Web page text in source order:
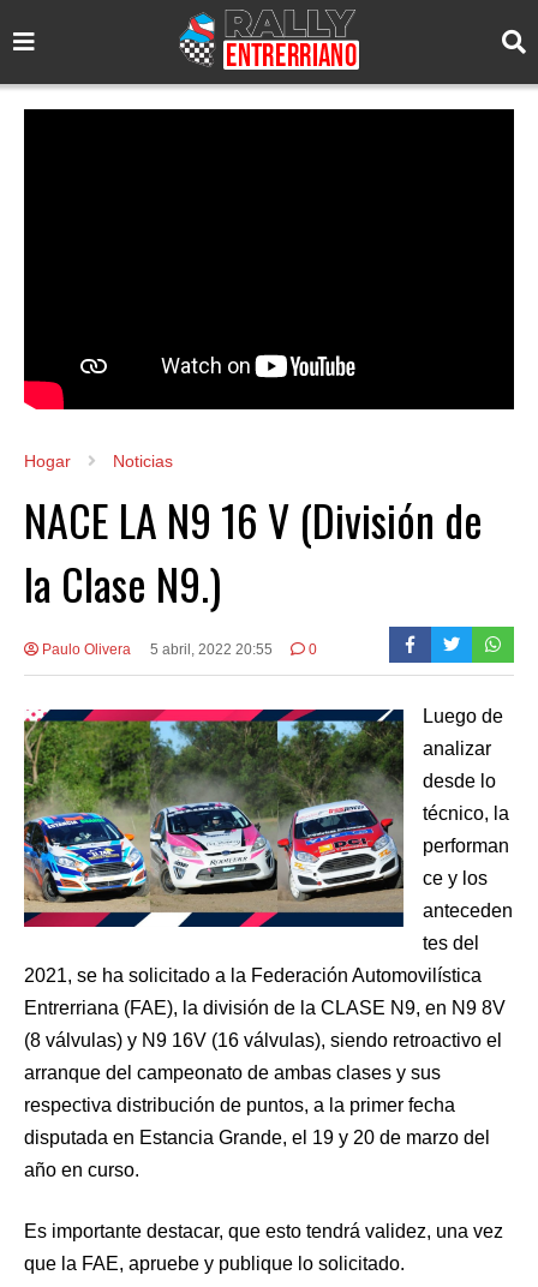
Hogar Noticias
NACE LA N9 16 V (División de
la Clase N9.)
Paulo Olivera 5 abril, 2022 20:55 0
Luego de
analizar
desde lo
técnico, la
performan
ce y los
anteceden
tes del
2021, se ha solicitado a la Federación Automovilística
Entrerriana (FAE), la división de la CLASE N9, en N9 8V
(8 válvulas) y N9 16V (16 válvulas), siendo retroactivo el
arranque del campeonato de ambas clases y sus
respectiva distribución de puntos, a la primer fecha
disputada en Estancia Grande, el 19 y 20 de marzo del
año en curso.
Es importante destacar, que esto tendrá validez, una vez
que la FAE, apruebe y publique lo solicitado.